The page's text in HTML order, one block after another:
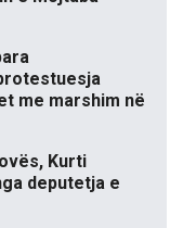
me marshim në
Kurti
deputetja e